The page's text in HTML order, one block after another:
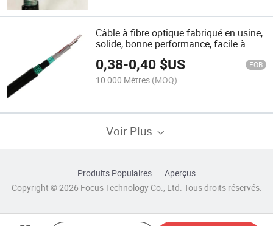
Câble à fibre optique fabriqué en usine,
solide, bonne performance, facile à
installer, pour communications
souterraines
0,38-0,40 $US FOB
10 000 Mètres (MOQ)
Voir Plus
Produits Populaires
Aperçus
Copyright © 2026 Focus Technology Co., Ltd. Tous droits réservés.